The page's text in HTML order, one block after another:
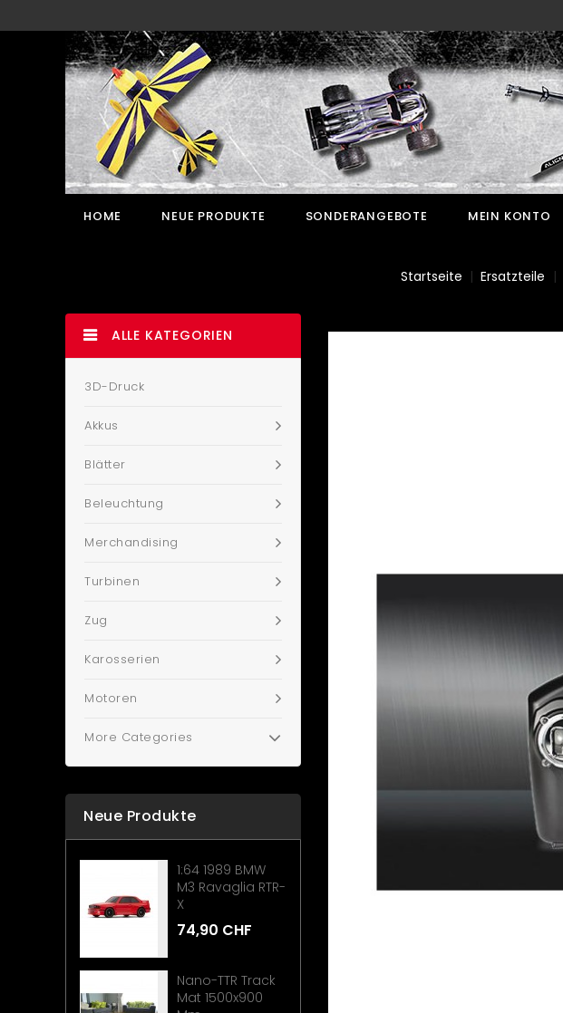
HOME NEUE PRODUKTE SONDERANGEBOTE MEIN KONTO
Startseite Ersatzteile
ALLE KATEGORIEN
3D-Druck
Akkus
Blätter
Beleuchtung
Merchandising
Turbinen
Zug
Karosserien
Motoren
More Categories
Neue Produkte
1:64 1989 BMW
M3 Ravaglia RTR-
X
74,90 CHF
Nano-TTR Track
Mat 1500x900